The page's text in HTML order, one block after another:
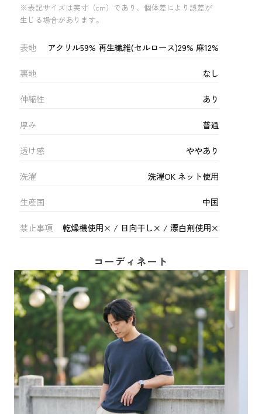
※表記サイズは実寸（cm）であり、個体差により誤差が
生じる場合があります。
表地 アクリル59% 再生繊維(セルロース)29% 麻12%
裏地 なし
伸縮性 あり
厚み 普通
透け感 ややあり
洗濯 洗濯OK ネット使用
生産国 中国
禁止事項 乾燥機使用× / 日向干し× / 漂白剤使用×
コーディネート